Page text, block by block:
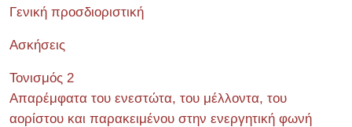
Γενική προσδιοριστική
Ασκήσεις
Τονισμός 2
Απαρέμφατα του ενεστώτα, του μέλλοντα, του
αορίστου και παρακειμένου στην ενεργητική φωνή